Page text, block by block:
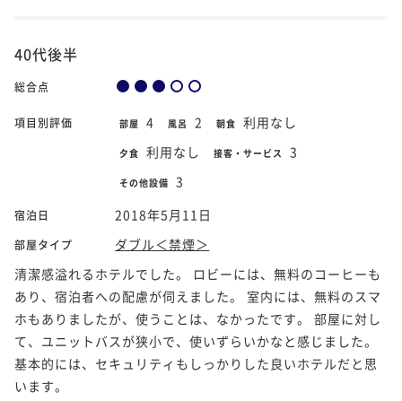
40代後半
総合点
項目別評価 部屋 4 風呂 2 朝食 利用なし
夕食 利用なし 接客・サービス 3
その他設備 3
宿泊日 2018年5月11日
部屋タイプ
ダブル＜禁煙＞
清潔感溢れるホテルでした。 ロビーには、無料のコーヒーも
あり、宿泊者への配慮が伺えました。 室内には、無料のスマ
ホもありましたが、使うことは、なかったです。 部屋に対し
て、ユニットバスが狭小で、使いずらいかなと感じました。
基本的には、セキュリティもしっかりした良いホテルだと思
います。